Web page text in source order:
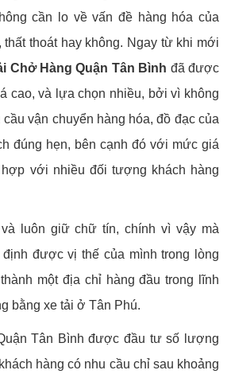
cần lo về vấn đề hàng hóa của
thoát hay không. Ngay từ khi mới
Chở Hàng Quận Tân Bình đã được
cao, và lựa chọn nhiều, bởi vì không
vận chuyển hàng hóa, đồ đạc của
đúng hẹn, bên cạnh đó với mức giá
với nhiều đối tượng khách hàng
luôn giữ chữ tín, chính vì vậy mà
được vị thế của mình trong lòng
một địa chỉ hàng đầu trong lĩnh
bằng xe tải ở Tân Phú.
Tân Bình được đầu tư số lượng
hàng có nhu cầu chỉ sau khoảng